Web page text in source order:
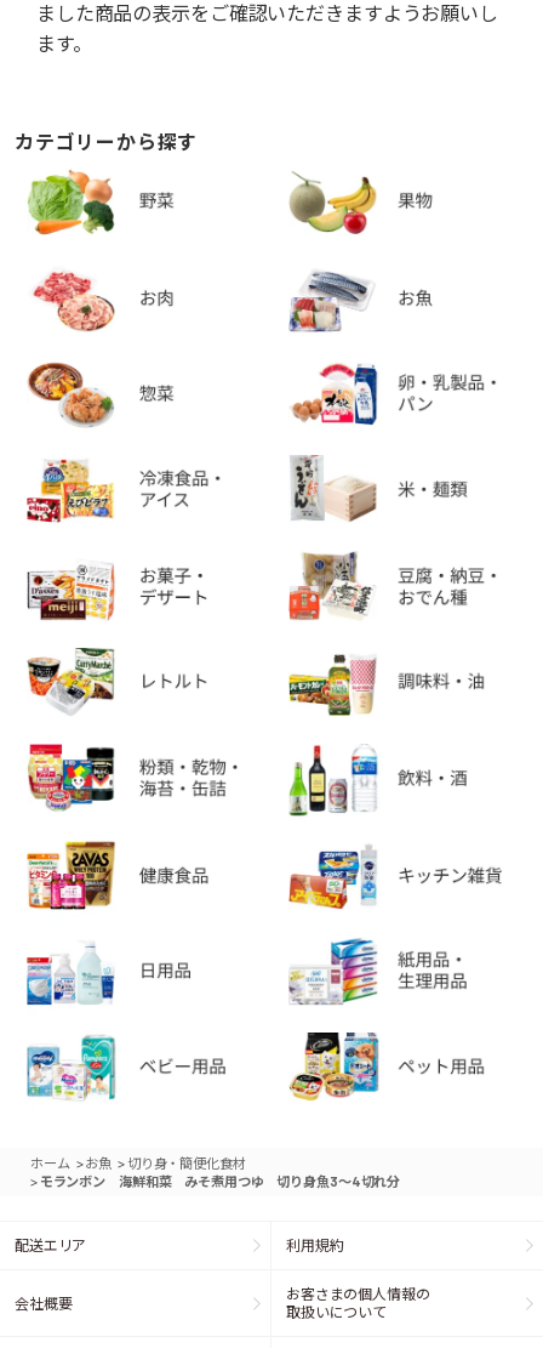
ました商品の表示をご確認いただきますようお願いし
ます。
カテゴリーから探す
ホーム >お魚 >切り身・簡便化食材
> モランボン 海鮮和菜 みそ煮用つゆ 切り身魚3～4切れ分
配送エリア 利用規約
会社概要
お客さまの個人情報の
取扱いについて